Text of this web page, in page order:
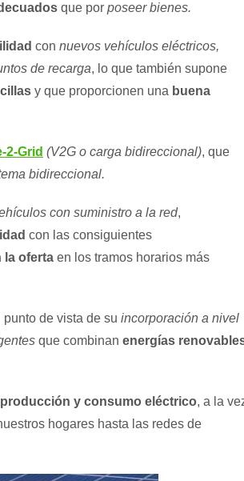
que por poseer bienes.
con nuevos vehículos eléctricos,
de recarga, lo que también supone
y que proporcionen una buena
2-Grid (V2G o carga bidireccional), que
bidireccional.
con suministro a la red,
con las consiguientes
la oferta en los tramos horarios más
punto de vista de su incorporación a nivel
que combinan energías
y consumo eléctrico, a la
hogares hasta las redes de